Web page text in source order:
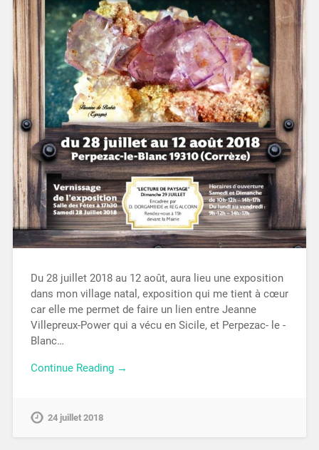
Du 28 juillet 2018 au 12 août, aura lieu une exposition
dans mon village natal, exposition qui me tient à cœur
car elle me permet de faire un lien entre Jeanne
Villepreux-Power qui a vécu en Sicile, et Perpezac- le -
Blanc…
Continue Reading →
24 juillet 2018